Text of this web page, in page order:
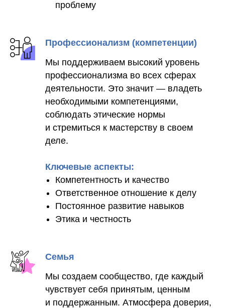
проблему
Профессионализм (компетенции)
Мы поддерживаем высокий уровень
профессионализма во всех сферах
деятельности. Это значит — владеть
необходимыми компетенциями,
соблюдать этические нормы
и стремиться к мастерству в своем
деле.
Ключевые аспекты:
Компетентность и качество
Ответственное отношение к делу
Постоянное развитие навыков
Этика и честность
Семья
Мы создаем сообщество, где каждый
чувствует себя принятым, ценным
и поддержанным. Атмосфера доверия,